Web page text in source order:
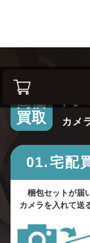
高価
買取
カメ
01.宅配
梱包セットが届
カメラを入れて送